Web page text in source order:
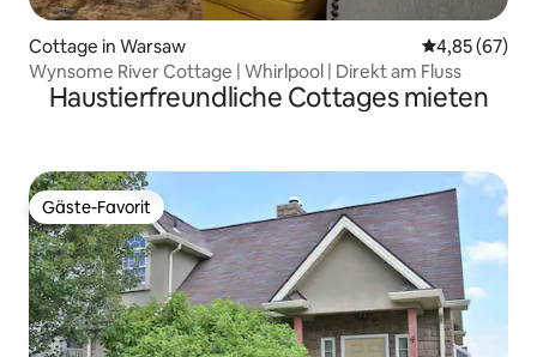
Cottage in Warsaw
4,85 (67)
Wynsome River Cottage | Whirlpool | Direkt am Fluss
Haustierfreundliche Cottages mieten
Gäste-Favorit
Gäste-Favorit